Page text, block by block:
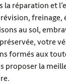
la réparation et
au sol,
votre
formés aux
proposer la